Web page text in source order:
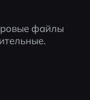
файлы